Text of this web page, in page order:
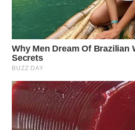
DANAU
TOBA
WN
NIAS
LANGKAT
WN
TAPANULI